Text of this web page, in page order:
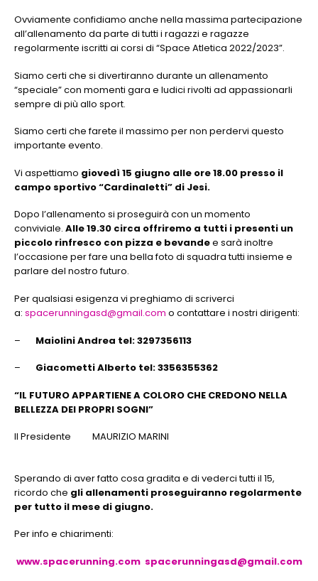
Ovviamente confidiamo anche nella massima partecipazione
all’allenamento da parte di tutti i ragazzi e ragazze
regolarmente iscritti ai corsi di “Space Atletica 2022/2023”.
Siamo certi che si divertiranno durante un allenamento
“speciale” con momenti gara e ludici rivolti ad appassionarli
sempre di più allo sport.
Siamo certi che farete il massimo per non perdervi questo
importante evento.
Vi aspettiamo giovedì 15 giugno alle ore 18.00 presso il
campo sportivo “Cardinaletti” di Jesi.
Dopo l’allenamento si proseguirà con un momento
conviviale. Alle 19.30 circa offriremo a tutti i presenti un
piccolo rinfresco con pizza e bevandee sarà inoltre
l’occasione per fare una bella foto di squadra tutti insieme e
parlare del nostro futuro.
Per qualsiasi esigenza vi preghiamo di scriverci
a: spacerunningasd@gmail.com o contattare i nostri dirigenti:
– Maiolini Andrea tel: 3297356113
– Giacometti Alberto tel: 3356355362
“IL FUTURO APPARTIENE A COLORO CHE CREDONO NELLA
BELLEZZA DEI PROPRI SOGNI”
Il Presidente MAURIZIO MARINI
Sperando di aver fatto cosa gradita e di vederci tutti il 15,
ricordo che gli allenamenti proseguiranno regolarmente
per tutto il mese di giugno.
Per info e chiarimenti:
www.spacerunning.com spacerunningasd@gmail.com